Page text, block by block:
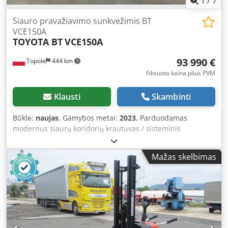
Topole 444 km
Siauro pravažiavimo sunkvežimis BT
VCE150A
TOYOTA BTVCE150A
93 990 €
Fiksuota kaina plius PVM
Klausti Skambinti
Būklė: naujas, Gamybos metai: 2023, Parduodamas
modernus siaurų koridorių krautuvas / sisteminis
krautuvas su pakeliamą kabina, specialiai sukurtas krovinių
pakrovimui ir iškrovimui, taip pat prekių komplektavimui
labai siauruose sandėlio koridoriuose. Įranga yra labai
geroje būklėje ir idealiai tinka aukštų sandėlių sistemoms,
kuriose vykdomas didelis krovinių apyvarta. Techniniai
duomenys: Tipas: Prekių komplektavimo krautuvas aukštų
sandėlių sistemoms Vairavimo sistema: Indukcinė viela
Pagaminimo metai: 2023 Serijos numeris: 6959414 Darbo
valandos: 0 Nominali keliamosioms galioms: 1 500 kg
Mažas skelbimas